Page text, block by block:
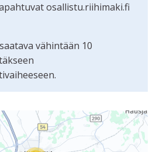
osallistu.riihimaki.fi
vähintään 10
on kartta, joka esittää